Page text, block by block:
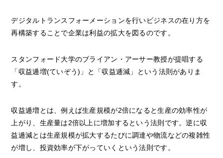
デジタルトランスフォーメーションを行いビジネスの在り方を
再構築することで企業は利益の拡大を図るのです。
スタンフォード大学のブライアン・アーサー教授が提唱する
「収益逓増(ていぞう)」と「収益逓減」という法則がありま
す。
収益逓増とは、例えば生産規模が2倍になると生産の効率性が
上がり、生産量は2倍以上に増加するという法則です。逆に収
益逓減とは生産規模が拡大するたびに調達や物流などの複雑性
が増し、投資効率が下がっていくという法則です。